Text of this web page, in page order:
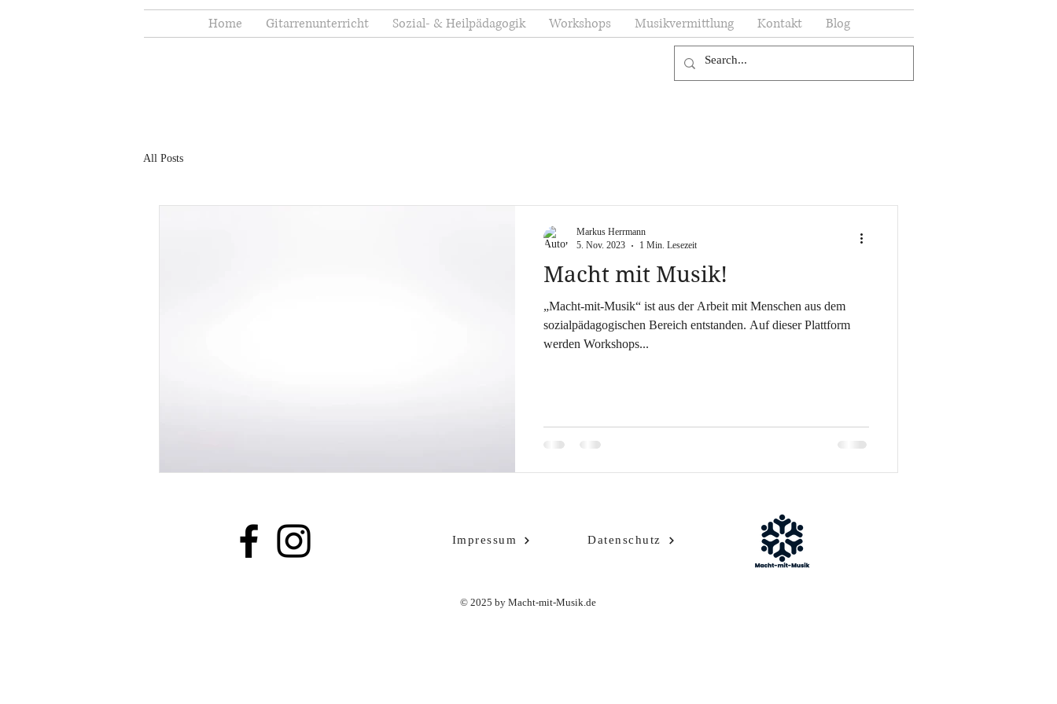
Home Gitarrenunterricht Sozial- & Heilpädagogik Workshops Musikvermittlung Kontakt Blog
All Posts
Macht mit Musik!
„Macht-mit-Musik“ ist aus der Arbeit mit Menschen aus dem
sozialpädagogischen Bereich entstanden. Auf dieser Plattform
werden Workshops...
Markus Herrmann
5. Nov. 2023
1 Min. Lesezeit
Impressum Datenschutz
© 2025 by Macht-mit-Musik.de